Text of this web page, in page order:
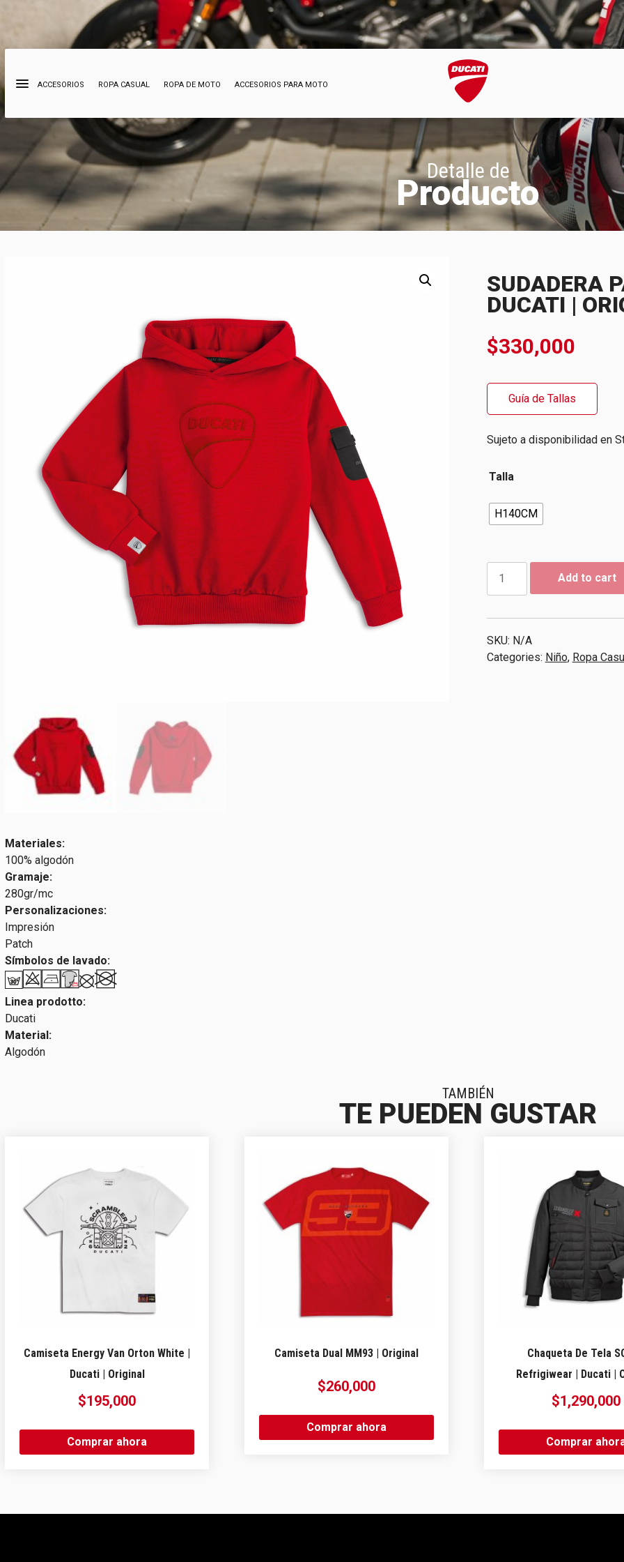
ACCESORIOS ROPA CASUAL ROPA DE MOTO ACCESORIOS PARA MOTO
de
productos
Detalle de
Producto
SUDADERA
DUCATI |
$330,000
Guía de Tallas
Sujeto a disponibilidad en
Talla
H140CM
Para
Future
5.0
|
Add to cart
SKU: N/A
Categories: Niño, Ropa
Materiales:
100% algodón
Gramaje:
280gr/mc
Personalizaciones:
Impresión
Patch
Símbolos de lavado:
Linea prodotto:
Ducati
Material:
Algodón
TAMBIÉN
TE PUEDEN GUSTAR
Camiseta Energy Van Orton White |
Ducati | Original
$195,000
Comprar ahora
Camiseta Dual MM93 | Original
$260,000
Comprar ahora
Chaqueta De Tela
Refrigiwear | Ducati |
$1,290,000
Comprar